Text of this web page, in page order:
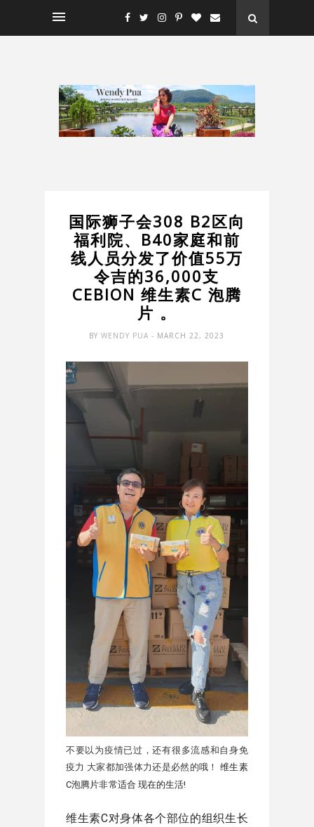
国际狮子会308 B2区向
福利院、B40家庭和前
线人员分发了价值55万
令吉的36,000支
CEBION 维生素C 泡腾
片 。
BYWENDY PUA- MARCH 22, 2023
不要以为疫情已过，还有很多流感和自身免
疫力 大家都加强体力还是必然的哦！ 维生素
C泡腾片非常适合 现在的生活!
维生素C对身体各个部位的组织生长